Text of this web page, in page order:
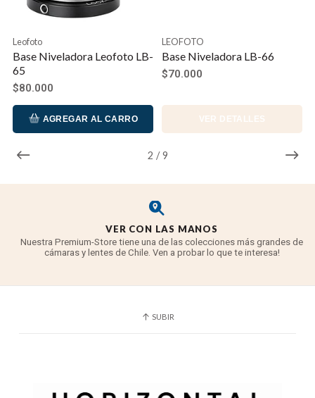
2 / 9
Leofoto
Base Niveladora Leofoto LB-
65
$80.000
AGREGAR AL CARRO
LEOFOTO
Base Niveladora LB-66
$70.000
VER DETALLES
VER CON LAS MANOS
Nuestra Premium-Store tiene una de las colecciones más grandes de
cámaras y lentes de Chile. Ven a probar lo que te interesa!
SUBIR